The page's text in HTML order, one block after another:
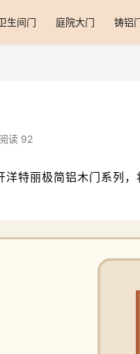
生间门 庭院大门 铸铝
读 92
特丽极简铝木门系列